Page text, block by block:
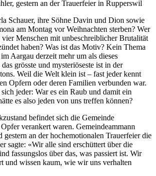
gestern an der Trauerfeier in Rupperswil
Schauer, ihre Söhne Davin und Dion sowie
am Montag vor Weihnachten sterben? Wer
Menschen mit unbeschreiblicher Brutalität
haben? Was ist das Motiv? Kein Thema
Aargau derzeit mehr um als dieses
grösste und mysteriöseste ist in der
Weil die Welt klein ist – fast jeder kennt
Opfern oder deren Familien verbunden war.
jeder: War es ein Raub und damit ein
es also jeden von uns treffen können?
befindet sich die Gemeinde
verankert waren. Gemeindeammann
an der hochemotionalen Trauerfeier die
sagte: «Wir alle sind erschüttert über die
fassungslos über das, was passiert ist. Wir
und wissen kaum, wie wir uns verhalten